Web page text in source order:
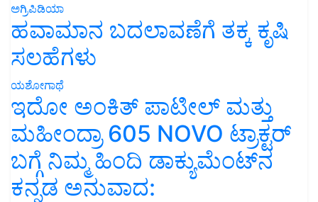
ಅಗ್ರಿಪಿಡಿಯಾ
ಹವಾಮಾನ ಬದಲಾವಣೆಗೆ ತಕ್ಕ ಕೃಷಿ
ಸಲಹೆಗಳು
ಯಶೋಗಾಥೆ
ಇದೋ ಅಂಕಿತ್ ಪಾಟೀಲ್ ಮತ್ತು
ಮಹೀಂದ್ರಾ 605 NOVO ಟ್ರಾಕ್ಟರ್
ಬಗ್ಗೆ ನಿಮ್ಮ ಹಿಂದಿ ಡಾಕ್ಯುಮೆಂಟ್‌ನ
ಕನ್ನಡ ಅನುವಾದ: